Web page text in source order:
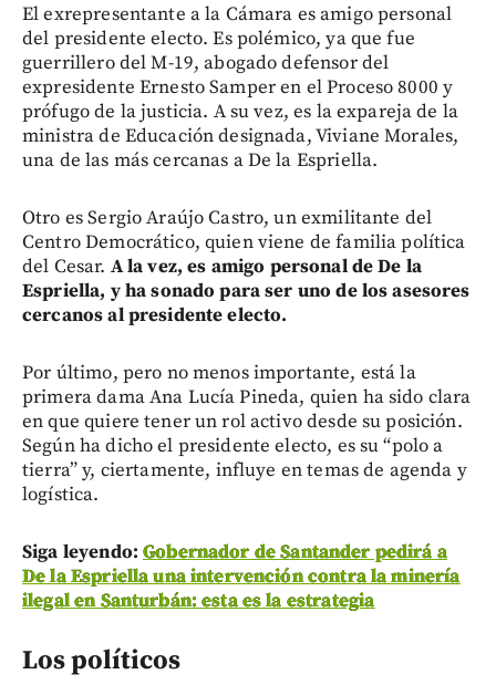
El exrepresentante a la Cámara es amigo personal
del presidente electo. Es polémico, ya que fue
guerrillero del M-19, abogado defensor del
expresidente Ernesto Samper en el Proceso 8000 y
prófugo de la justicia. A su vez, es la expareja de la
ministra de Educación designada, Viviane Morales,
una de las más cercanas a De la Espriella.
Otro es Sergio Araújo Castro, un exmilitante del
Centro Democrático, quien viene de familia política
del Cesar. A la vez, es amigo personal de De la
Espriella, y ha sonado para ser uno de los asesores
cercanos al presidente electo.
Por último, pero no menos importante, está la
primera dama Ana Lucía Pineda, quien ha sido clara
en que quiere tener un rol activo desde su posición.
Según ha dicho el presidente electo, es su “polo a
tierra” y, ciertamente, influye en temas de agenda y
logística.
Siga leyendo:Gobernador de Santander pedirá a
De la Espriella una intervención contra la minería
ilegal en Santurbán: esta es la estrategia
Los políticos